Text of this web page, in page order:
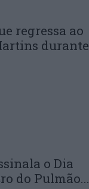
regressa ao
durante
o Dia
do Pulmão...